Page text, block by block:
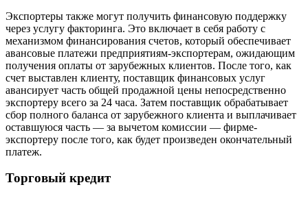
Экспортеры также могут получить финансовую поддержку
через услугу факторинга. Это включает в себя работу с
механизмом финансирования счетов, который обеспечивает
авансовые платежи предприятиям-экспортерам, ожидающим
получения оплаты от зарубежных клиентов. После того, как
счет выставлен клиенту, поставщик финансовых услуг
авансирует часть общей продажной цены непосредственно
экспортеру всего за 24 часа. Затем поставщик обрабатывает
сбор полного баланса от зарубежного клиента и выплачивает
оставшуюся часть — за вычетом комиссии — фирме-
экспортеру после того, как будет произведен окончательный
платеж.
Торговый кредит